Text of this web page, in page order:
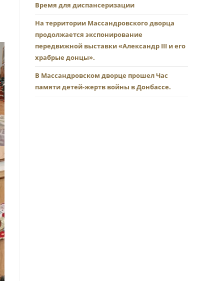
Время для диспансеризации
На территории Массандровского дворца
продолжается экспонирование
передвижной выставки «Александр III и его
храбрые донцы».
В Массандровском дворце прошел Час
памяти детей-жертв войны в Донбассе.